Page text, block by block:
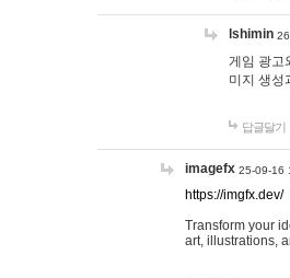
lshimin
게임 광고
미지 생성
답글달기
imagefx 25-09-16
https://imgfx.dev/
Transform your
art, illustrations,